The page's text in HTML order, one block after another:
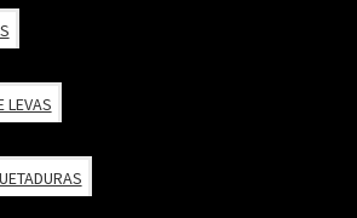
LEVAS